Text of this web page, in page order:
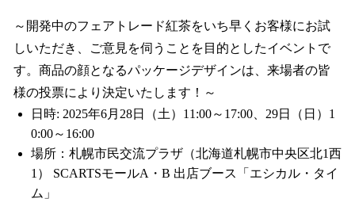
～開発中のフェアトレード紅茶をいち早くお客様にお試
しいただき、ご意見を伺うことを目的としたイベントで
す。商品の顔となるパッケージデザインは、来場者の皆
様の投票により決定いたします！～
日時: 2025年6月28日（土）11:00～17:00、29日（日）1
0:00～16:00
場所：札幌市民交流プラザ（北海道札幌市中央区北1西
1） SCARTSモールA・B 出店ブース「エシカル・タイ
ム」